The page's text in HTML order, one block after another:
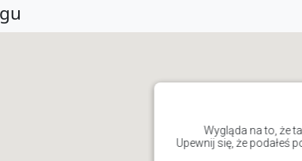
Wygląda na to, że
Upewnij się, że podałeś